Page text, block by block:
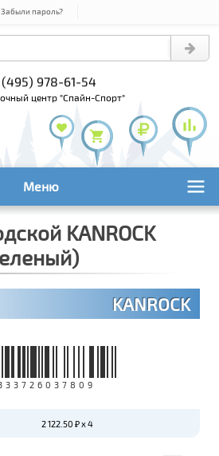
Забыли пароль?
(495) 978-61-54
центр "Спайн-Спорт"
Меню
KANROCK
KANROCK
2 122.50 ₽ x 4